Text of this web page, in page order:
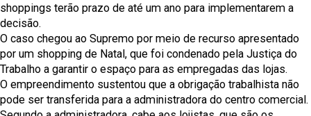
shoppings terão prazo de até um ano para implementarem a
decisão.
O caso chegou ao Supremo por meio de recurso apresentado
por um shopping de Natal, que foi condenado pela Justiça do
Trabalho a garantir o espaço para as empregadas das lojas.
O empreendimento sustentou que a obrigação trabalhista não
pode ser transferida para a administradora do centro comercial.